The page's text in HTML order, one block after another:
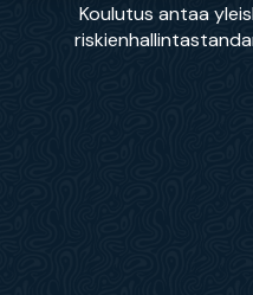
Koulutus antaa